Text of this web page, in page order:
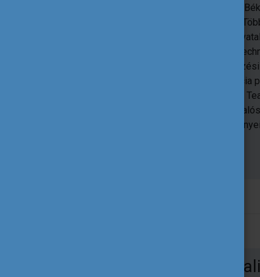
1991-től A
dolgozott.
Egyetem
szakértő, az NSZFH EQAVET
ECVET, illetve 2021-től a National VET
KA2 projekt kidolgozásában és
EQAVET Network PLA éves
Molnárné Stadler